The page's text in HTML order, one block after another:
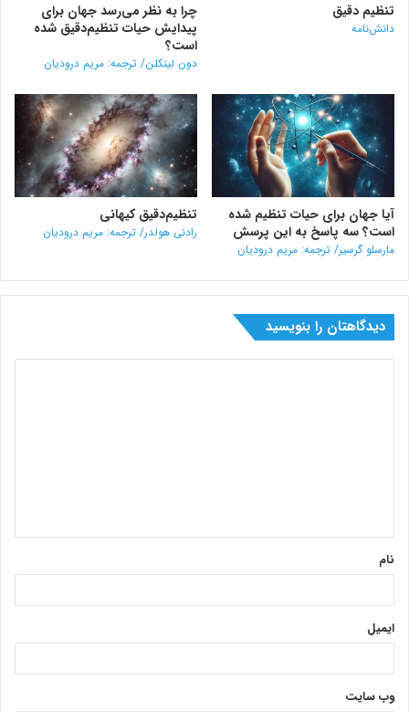
تنظیم دقیق
دانش‌نامه
چرا به نظر می‌رسد جهان برای
پیدایش حیات تنظیم‌دقیق شده
است؟
دون لینکلن/ ترجمه: مریم درودیان
آیا جهان برای حیات تنظیم شده
است؟ سه پاسخ به این پرسش
مارسلو گرسیر/ ترجمه: مریم درودیان
تنظیم‌دقیق کیهانی
رادنی هولدر/ ترجمه: مریم درودیان
دیدگاهتان را بنویسید
نام
ایمیل
وب‌ سایت